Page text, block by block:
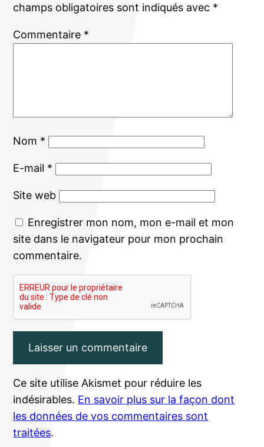
champs obligatoires sont indiqués avec *
Commentaire *
Nom *
E-mail *
Site web
Enregistrer mon nom, mon e-mail et mon
site dans le navigateur pour mon prochain
commentaire.
Ce site utilise Akismet pour réduire les
indésirables. En savoir plus sur la façon dont
les données de vos commentaires sont
traitées.